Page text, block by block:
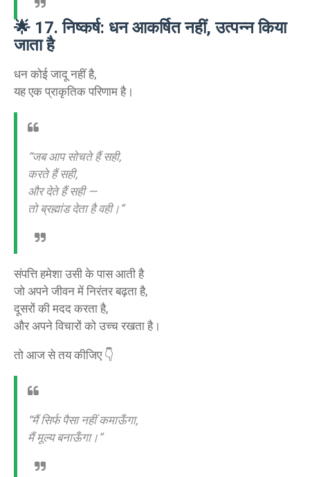
🌟 17. निष्कर्ष: धन आकर्षित नहीं, उत्पन्न किया
जाता है
धन कोई जादू नहीं है,
यह एक प्राकृतिक परिणाम है।
“जब आप सोचते हैं सही,
करते हैं सही,
और देते हैं सही —
तो ब्रह्मांड देता है वही।”
संपत्ति हमेशा उसी के पास आती है
जो अपने जीवन में निरंतर बढ़ता है,
दूसरों की मदद करता है,
और अपने विचारों को उच्च रखता है।
तो आज से तय कीजिए 👇
“मैं सिर्फ पैसा नहीं कमाऊँगा,
मैं मूल्य बनाऊँगा।”